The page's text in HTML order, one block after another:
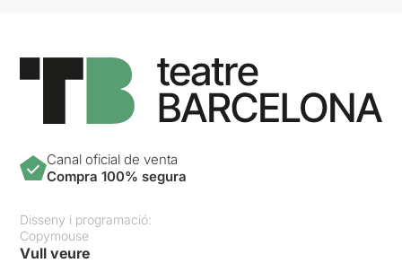
Canal oficial de venta
Compra 100% segura
Disseny i programació:
Copymouse
Vull veure